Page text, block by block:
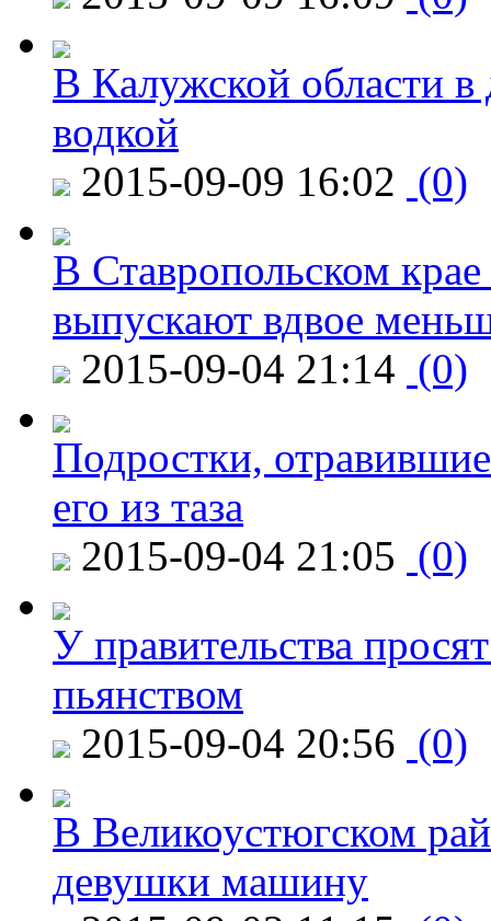
В Калужской области в
водкой
2015-09-09 16:02 (0)
В Ставропольском
выпускают вдвое
2015-09-04 21:14 (0)
Подростки,
его из таза
2015-09-04 21:05 (0)
У правительства
пьянством
2015-09-04 20:56 (0)
В Великоустюгском
девушки машину